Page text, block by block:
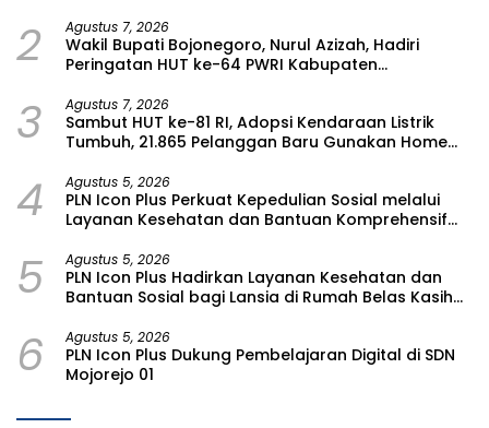
Watudodol/Kalipuro
2 Agustus 7, 2026
Wakil Bupati Bojonegoro, Nurul Azizah, Hadiri
Peringatan HUT ke-64 PWRI Kabupaten
3 Agustus 7, 2026
Sambut HUT ke-81 RI, Adopsi Kendaraan Listrik
Tumbuh, 21.865 Pelanggan Baru Gunakan Home
4 Agustus 5, 2026
PLN Icon Plus Perkuat Kepedulian Sosial melalui
Layanan Kesehatan dan Bantuan Komprehensif
5 Agustus 5, 2026
PLN Icon Plus Hadirkan Layanan Kesehatan dan
Bantuan Sosial bagi Lansia di Rumah Belas Kasih
6 Agustus 5, 2026
PLN Icon Plus Dukung Pembelajaran Digital di SDN
Mojorejo 01